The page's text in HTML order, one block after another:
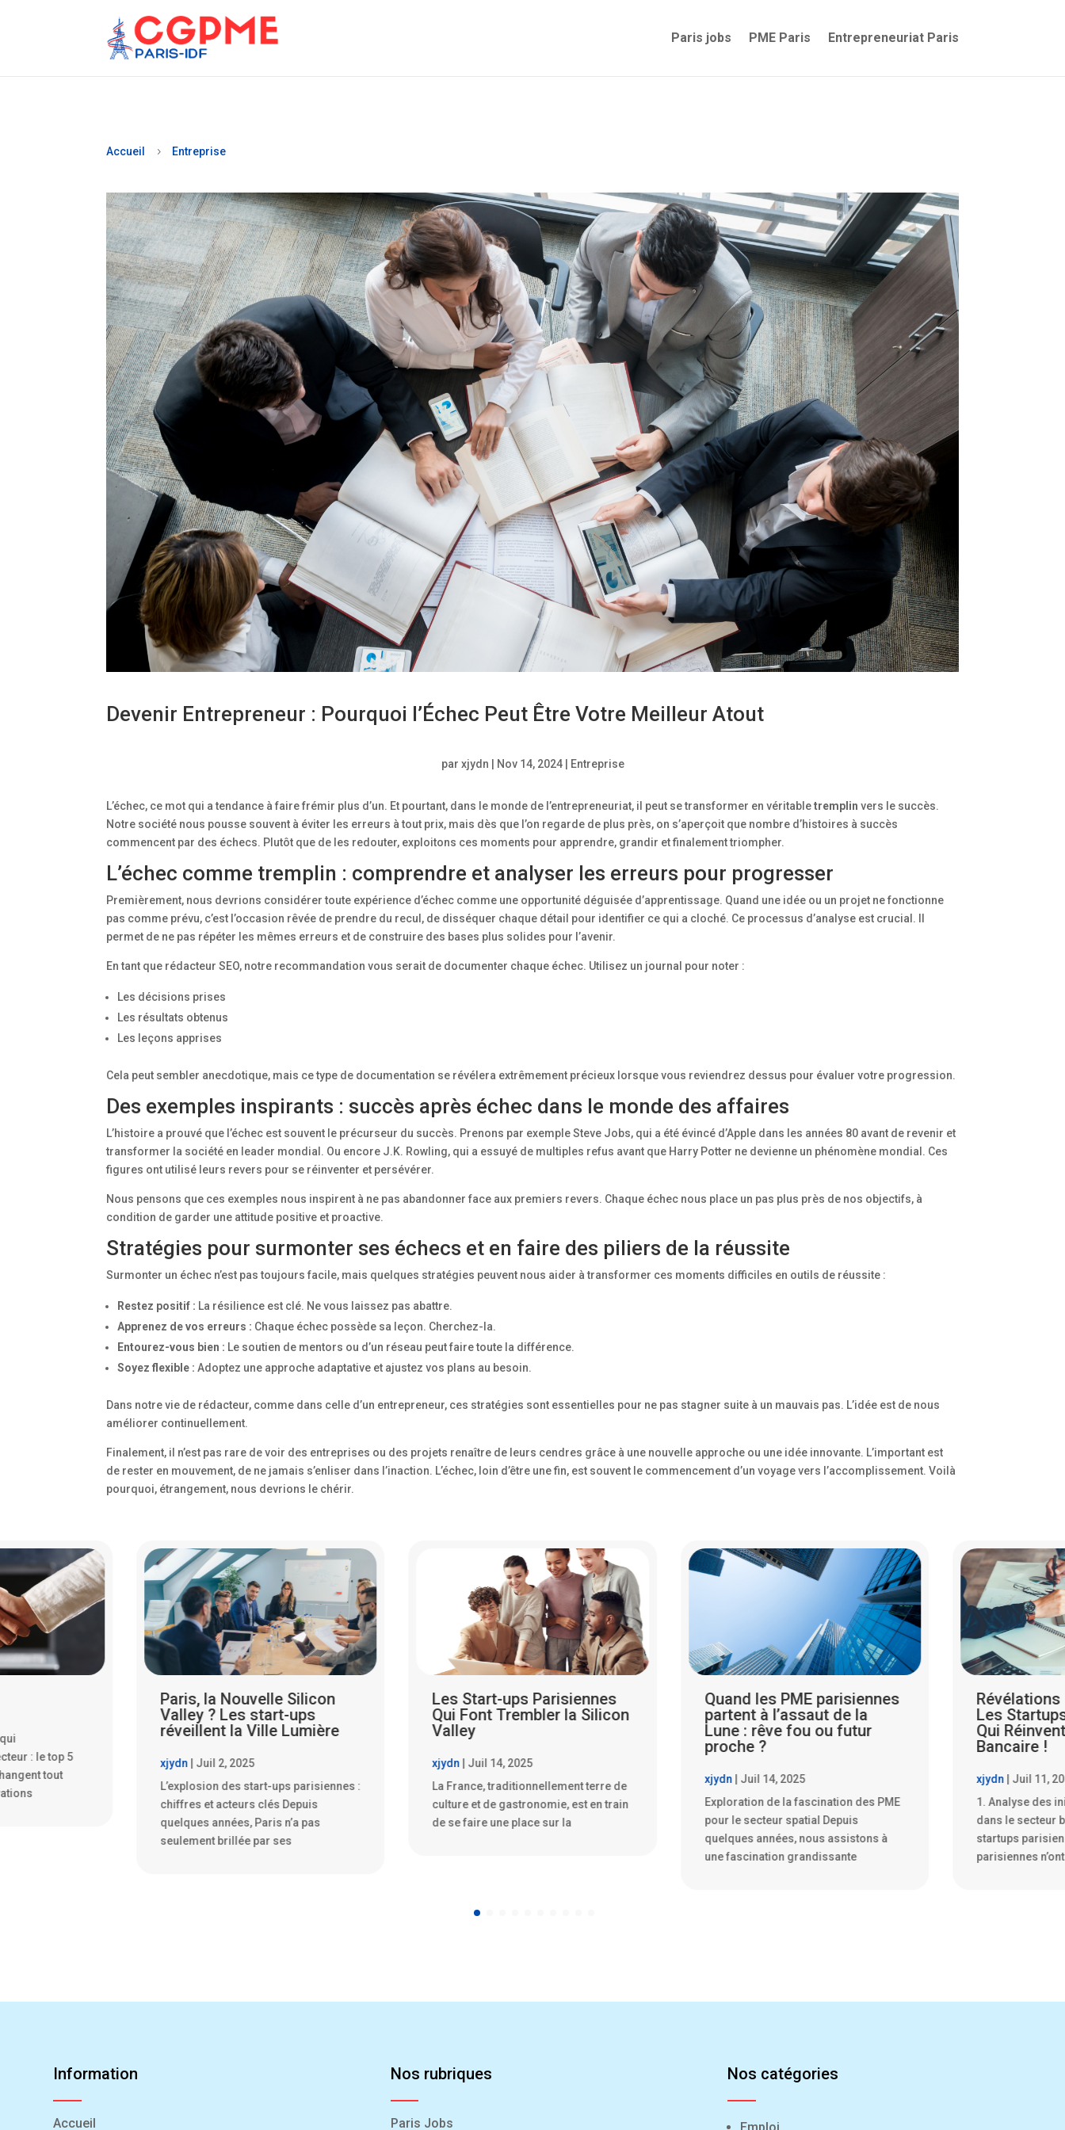
Paris jobs PME Paris Entrepreneuriat Paris
Accueil 5 Entreprise
Devenir Entrepreneur : Pourquoi l’Échec Peut Être Votre Meilleur Atout
par xjydn Nov 14, 2024| Entreprise
L’échec, ce mot qui a tendance à faire frémir plus d’un. Et pourtant, dans le monde de l’entrepreneuriat, il peut se transformer en véritabletremplin vers le succès.
Notre société nous pousse souvent à éviter les erreurs à tout prix, mais dès que l’on regarde de plus près, on s’aperçoit que nombre d’histoires à succès
commencent par des échecs. Plutôt que de les redouter, exploitons ces moments pour apprendre, grandir et finalement triompher.
L’échec comme tremplin : comprendre et analyser les erreurs pour progresser
Premièrement, nous devrions considérer toute expérience d’échec comme une opportunité déguisée d’apprentissage. Quand une idée ou un projet ne fonctionne
pas comme prévu, c’est l’occasion rêvée de prendre du recul, de disséquer chaque détail pour identifier ce qui a cloché. Ce processus d’analyse est crucial. Il
permet de ne pas répéter les mêmes erreurs et de construire des bases plus solides pour l’avenir.
En tant que rédacteur SEO, notre recommandation vous serait de documenter chaque échec. Utilisez un journal pour noter :
Les décisions prises
Les résultats obtenus
Les leçons apprises
Cela peut sembler anecdotique, mais ce type de documentation se révélera extrêmement précieux lorsque vous reviendrez dessus pour évaluer votre progression.
Des exemples inspirants : succès après échec dans le monde des affaires
L’histoire a prouvé que l’échec est souvent le précurseur du succès. Prenons par exemple Steve Jobs, qui a été évincé d’Apple dans les années 80 avant de revenir et
transformer la société en leader mondial. Ou encore J.K. Rowling, qui a essuyé de multiples refus avant que Harry Potter ne devienne un phénomène mondial. Ces
figures ont utilisé leurs revers pour se réinventer et persévérer.
Nous pensons que ces exemples nous inspirent à ne pas abandonner face aux premiers revers. Chaque échec nous place un pas plus près de nos objectifs, à
condition de garder une attitude positive et proactive.
Stratégies pour surmonter ses échecs et en faire des piliers de la réussite
Surmonter un échec n’est pas toujours facile, mais quelques stratégies peuvent nous aider à transformer ces moments difficiles en outils de réussite :
Restez positif : La résilience est clé. Ne vous laissez pas abattre.
Apprenez de vos erreurs : Chaque échec possède sa leçon. Cherchez-la.
Entourez-vous bien : Le soutien de mentors ou d’un réseau peut faire toute la différence.
Soyez flexible : Adoptez une approche adaptative et ajustez vos plans au besoin.
Dans notre vie de rédacteur, comme dans celle d’un entrepreneur, ces stratégies sont essentielles pour ne pas stagner suite à un mauvais pas. L’idée est de nous
améliorer continuellement.
Finalement, il n’est pas rare de voir des entreprises ou des projets renaître de leurs cendres grâce à une nouvelle approche ou une idée innovante. L’important est
de rester en mouvement, de ne jamais s’enliser dans l’inaction. L’échec, loin d’être une fin, est souvent le commencement d’un voyage vers l’accomplissement. Voilà
pourquoi, étrangement, nous devrions le chérir.
Lumière
parisiennes :
Les Start-ups Parisiennes
Qui Font Trembler la Silicon
Valley
xjydn
Juil 14, 2025
La France, traditionnellement terre de
culture et de gastronomie, est en train
de se faire une place sur la
Quand les PME parisiennes
partent à l’assaut de la
Lune : rêve fou ou futur
xjydn
Juil 14, 2025
Exploration de la fascination des PME
pour le secteur spatial Depuis
Révélations Choquantes :
Les Startups Parisiennes
Qui Réinventent le Système
Bancaire !
xjydn
Juil 11, 2025
1. Analyse des initiatives disruptives
dans le secteur bancaire par les
startups parisiennes Les startups
parisiennes n’ont pas froid
PME
l’Art de la
Locale
xjydn
Juil 11,
Les
vivier
parisiennes ne
symbole de la
Information
Accueil
Nos rubriques
Paris Jobs
Nos catégories
Emploi